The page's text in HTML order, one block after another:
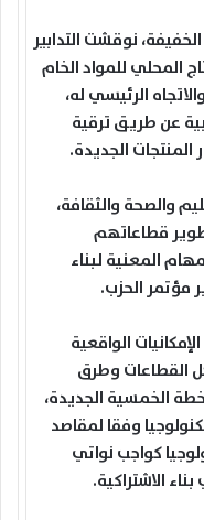
نوقشت التدابير
المحلي للمواد الخام
الرئيسي له،
عن طريق ترقية
المنتجات الجديدة.
والصحة والثقافة،
قطاعاتهم
المعنية لبناء
مؤتمر الحزب.
الواقعية
القطاعات وطرق
الخمسية الجديدة،
وفقا لمقاصد
كواجب نواتي
الاشتراكية.